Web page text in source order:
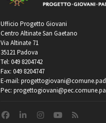
Ufficio Progetto Giovani
Centro Altinate San Gaetano
Via Altinate 71
35121 Padova
Tel: 049 8204742
Fax: 049 8204747
E-mail:
Pec: